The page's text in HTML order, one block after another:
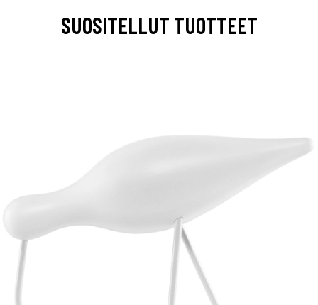
SUOSITELLUT TUOTTEET